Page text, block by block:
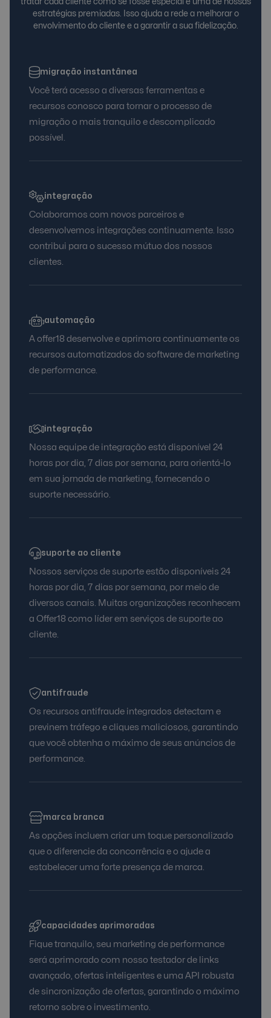
migração instantânea
Você terá acesso a diversas ferramentas e
recursos conosco para tornar o processo de
migração o mais tranquilo e descomplicado
possível.
integração
Colaboramos com novos parceiros e
desenvolvemos integrações continuamente. Isso
contribui para o sucesso mútuo dos nossos
clientes.
automação
A offer18 desenvolve e aprimora continuamente os
recursos automatizados do software de marketing
de performance.
integração
Nossa equipe de integração está disponível 24
horas por dia, 7 dias por semana, para orientá-lo
em sua jornada de marketing, fornecendo o
suporte necessário.
suporte ao cliente
Nossos serviços de suporte estão disponíveis 24
horas por dia, 7 dias por semana, por meio de
diversos canais. Muitas organizações reconhecem
a Offer18 como líder em serviços de suporte ao
cliente.
antifraude
Os recursos antifraude integrados detectam e
previnem tráfego e cliques maliciosos, garantindo
que você obtenha o máximo de seus anúncios de
performance.
marca branca
As opções incluem criar um toque personalizado
que o diferencie da concorrência e o ajude a
estabelecer uma forte presença de marca.
capacidades aprimoradas
Fique tranquilo, seu marketing de performance
será aprimorado com nosso testador de links
avançado, ofertas inteligentes e uma API robusta
de sincronização de ofertas, garantindo o máximo
retorno sobre o investimento.
tratar cada cliente como se fosse especial é uma de nossas
estratégias premiadas. Isso ajuda a rede a melhorar o
envolvimento do cliente e a garantir a sua fidelização.